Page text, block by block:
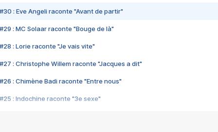
#30 : Eve Angeli raconte "Avant de partir"
#29 : MC Solaar raconte "Bouge de là"
#28 : Lorie raconte "Je vais vite"
#27 : Christophe Willem raconte "Jacques a dit"
#26 : Chimène Badi raconte "Entre nous"
#25 : Indochine raconte "3e sexe"